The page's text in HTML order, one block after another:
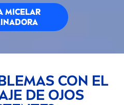
MICELAR
CON EL
DE OJOS